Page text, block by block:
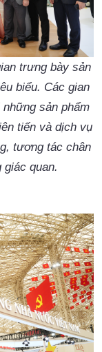
trưng bày sản
biểu. Các gian
sản phẩm
tiến và dịch vụ
tương tác chân
quan.